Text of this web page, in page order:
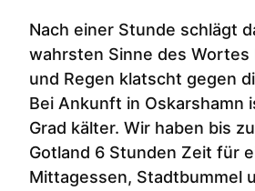
Nach einer Stunde schlägt
wahrsten Sinne des Wortes
und Regen klatscht gegen
Bei Ankunft in Oskarshamn
Grad kälter. Wir haben bis
Gotland 6 Stunden Zeit für
Mittagessen, Stadtbummel